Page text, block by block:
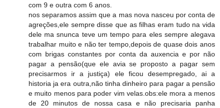
com 9 e outra com 6 anos.
nos separamos assim que a mas nova nasceu por conta de
agreções,ele sempre disse que as filhas eram tudo na vida
dele ma snunca teve um tempo para eles sempre alegava
trabalhar muito e não ter tempo,depois de quase dois anos
com brigas constantes por conta da auxencia e por não
pagar a pensão(que ele avia se proposto a pagar sem
precisarmos ir a justiça) ele ficou desempregado, ai a
historia ja era outra,não tinha dinheiro para pagar a pensão
e muito menos para poder vim velas.obs:ele mora a menos
de 20 minutos de nossa casa e não precisaria panha